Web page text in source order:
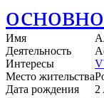
Имя
Деятельность
Интересы
Место жительства
Дата рождения
2